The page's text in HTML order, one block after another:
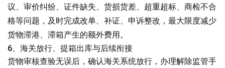
议、审价纠纷、证件缺失、货损货差、超重超标、商检不合
格等问题，及时完成改单、补证、申诉整改，最大限度减少
货物滞港、滞箱产生的额外费用。
6、海关放行、提箱出库与后续衔接
货物审核查验无误后，确认海关系统放行，办理解除监管手